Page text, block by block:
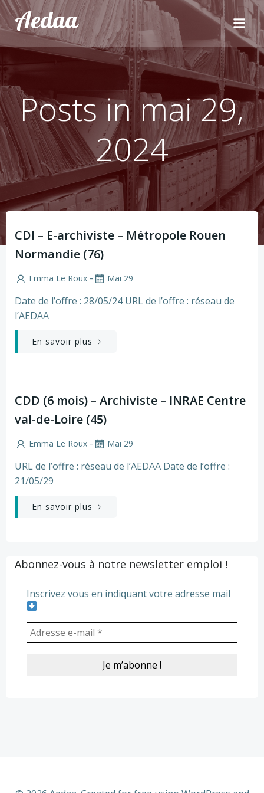
Aller
au
contenu
Aedaa
Posts in mai 29,
2024
CDI – E-archiviste – Métropole Rouen
Normandie (76)
Emma Le Roux - Mai 29
Date de l’offre : 28/05/24 URL de l’offre : réseau de
l’AEDAA
En savoir plus
CDD (6 mois) – Archiviste – INRAE Centre
val-de-Loire (45)
Emma Le Roux - Mai 29
URL de l’offre : réseau de l’AEDAA Date de l’offre :
21/05/29
En savoir plus
Abonnez-vous à notre newsletter emploi !
Inscrivez vous en indiquant votre adresse mail